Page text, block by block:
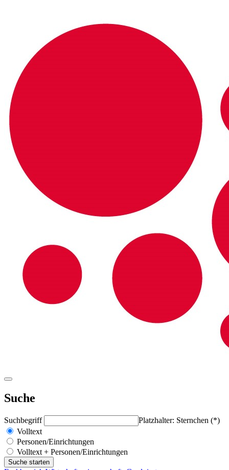
Suche
Suchbegriff
Platzhalter: Sternchen (*)
Volltext
Personen/Einrichtungen
Volltext + Personen/Einrichtungen